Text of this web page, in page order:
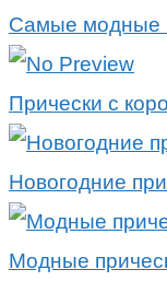
Самые модные
Прически с
Новогодние
Модные